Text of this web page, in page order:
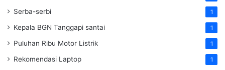
Serba-serbi 1
Kepala BGN Tanggapi santai 1
Puluhan Ribu Motor Listrik 1
Rekomendasi Laptop 1